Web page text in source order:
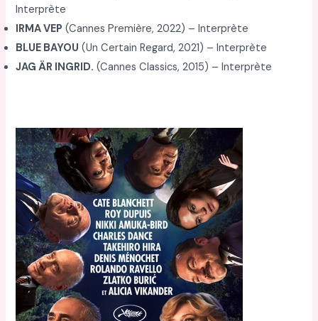
Interprète
IRMA VEP (Cannes Première, 2022) – Interprète
BLUE BAYOU (Un Certain Regard, 2021) – Interprète
JAG ÄR INGRID. (Cannes Classics, 2015) – Interprète